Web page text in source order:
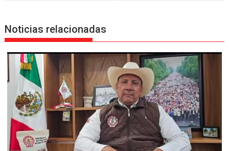
Noticias relacionadas